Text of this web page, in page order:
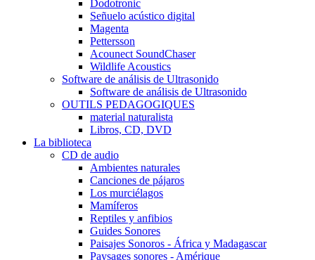
Dodotronic
Señuelo acústico digital
Magenta
Pettersson
Acounect SoundChaser
Wildlife Acoustics
Software de análisis de Ultrasonido
Software de análisis de Ultrasonido
OUTILS PEDAGOGIQUES
material naturalista
Libros, CD, DVD
La biblioteca
CD de audio
Ambientes naturales
Canciones de pájaros
Los murciélagos
Mamíferos
Reptiles y anfibios
Guides Sonores
Paisajes Sonoros - África y Madagascar
Paysages sonores - Amérique